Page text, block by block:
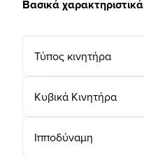
Βασικά χαρακτηριστικά
Τύπος κινητήρα
Κυβικά Κινητήρα
Ιπποδύναμη